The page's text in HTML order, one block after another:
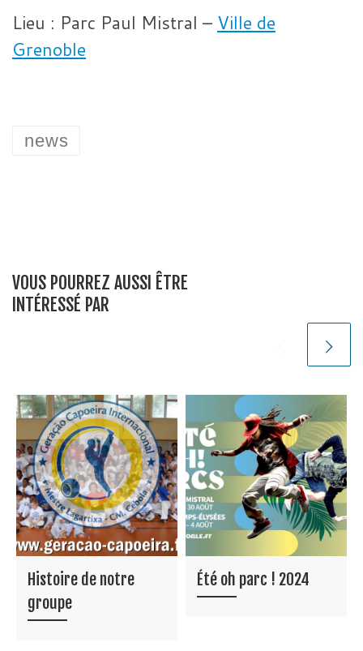
Lieu : Parc Paul Mistral – Ville de
Grenoble
news
VOUS POURREZ AUSSI ÊTRE
INTÉRESSÉ PAR
Histoire de notre
groupe
Été oh parc ! 2024